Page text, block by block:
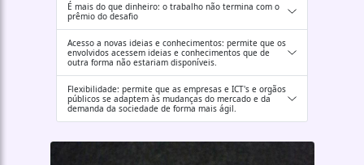
É mais do que dinheiro: o trabalho não termina com o
prêmio do desafio
Acesso a novas ideias e conhecimentos: permite que os
envolvidos acessem ideias e conhecimentos que de
outra forma não estariam disponíveis.
Flexibilidade: permite que as empresas e ICT's e orgãos
públicos se adaptem às mudanças do mercado e da
demanda da sociedade de forma mais ágil.